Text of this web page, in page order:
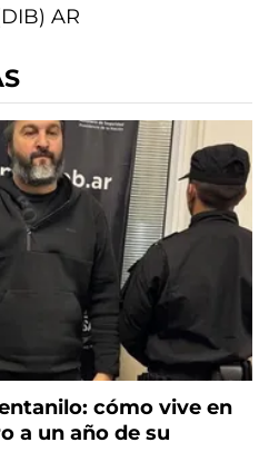
AR
cómo vive en
a un año de su